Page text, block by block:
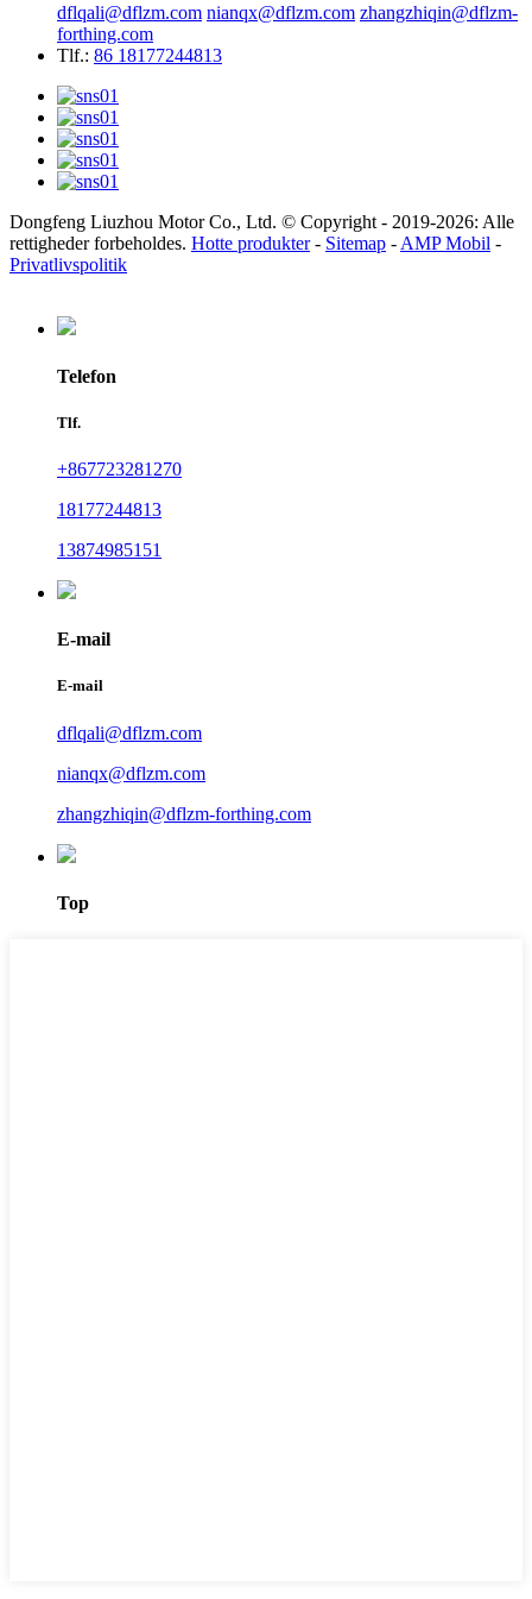
dflqali@dflzm.com nianqx@dflzm.com zhangzhiqin@dflzm-
forthing.com
Tlf.: 86 18177244813
Dongfeng Liuzhou Motor Co., Ltd. © Copyright - 2019-2026: Alle
rettigheder forbeholdes. Hotte produkter- Sitemap - AMP Mobil -
Privatlivspolitik
Telefon
Tlf.
+867723281270
18177244813
13874985151
E-mail
E-mail
dflqali@dflzm.com
nianqx@dflzm.com
zhangzhiqin@dflzm-forthing.com
Top